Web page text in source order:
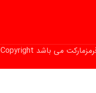
تمامی حقوق این وب‌ سایت متعلق به قرمزمارکت می باشد Copyright